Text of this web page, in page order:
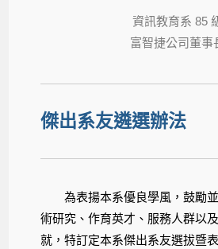
資訊教育系 85
富智捷公司董事
傑出系友遴選辦法
為表揚本系優良學風，鼓勵並
術研究、作育英才、 服務人群以
就，特訂定本系傑出系友選拔暨